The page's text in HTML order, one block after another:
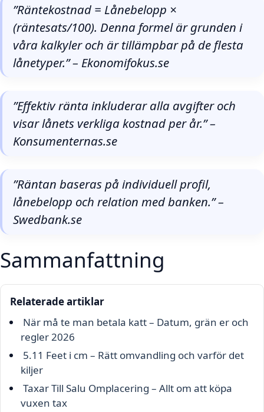
”Räntekostnad = Lånebelopp ×
(räntesats/100). Denna formel är grunden i
våra kalkyler och är tillämpbar på de flesta
lånetyper.” – Ekonomifokus.se
”Effektiv ränta inkluderar alla avgifter och
visar lånets verkliga kostnad per år.” –
Konsumenternas.se
”Räntan baseras på individuell profil,
lånebelopp och relation med banken.” –
Swedbank.se
Sammanfattning
Relaterade artiklar
När må te man betala katt – Datum, grän er och
regler 2026
5.11 Feet i cm – Rätt omvandling och varför det
kiljer
Taxar Till Salu Omplacering – Allt om att köpa
vuxen tax